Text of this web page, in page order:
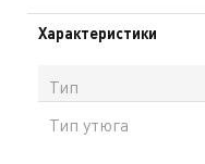
Характеристики
Тип
Тип утюга